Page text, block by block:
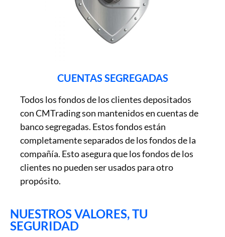
CUENTAS SEGREGADAS
Todos los fondos de los clientes depositados
con CMTrading son mantenidos en cuentas de
banco segregadas. Estos fondos están
completamente separados de los fondos de la
compañía. Esto asegura que los fondos de los
clientes no pueden ser usados para otro
propósito.
NUESTROS VALORES, TU
SEGURIDAD